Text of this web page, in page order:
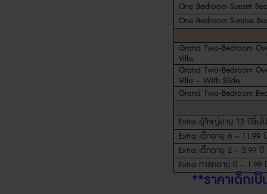
One Bedroom Sunset
One Bedroom Sunrise
Grand Two-Bedroom
Villa
Grand Two-Bedroom
Villa – With Slide
Grand Two-Bedroom
Extra ผู้ใหญ่อายุ 12 ปีขึ้นไป
Extra เด็กอายุ 6 – 11.99
Extra เด็กอายุ 2 – 5.99 ปี
Extra ทารกอายุ 0 – 1.99
**ราคาเด็กเ